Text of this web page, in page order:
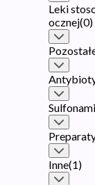
Leki
ocznej(0)
Inne(1)